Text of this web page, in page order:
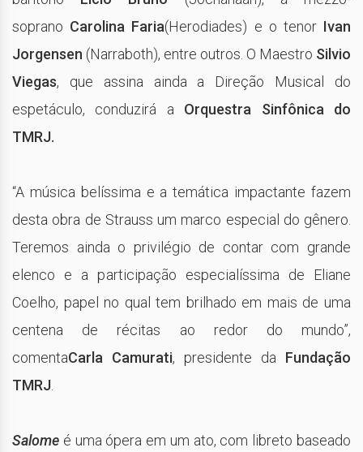
soprano Carolina Faria(Herodiades) e o tenor Ivan
Jorgensen (Narraboth), entre outros. O Maestro Silvio
Viegas, que assina ainda a Direção Musical do
espetáculo, conduzirá a Orquestra Sinfônica do
TMRJ.
“A música belíssima e a temática impactante fazem
desta obra de Strauss um marco especial do gênero.
Teremos ainda o privilégio de contar com grande
elenco e a participação especialíssima de Eliane
Coelho, papel no qual tem brilhado em mais de uma
centena de récitas ao redor do mundo”,
comentaCarla Camurati, presidente da Fundação
TMRJ
Salome é uma ópera em um ato, com libreto baseado